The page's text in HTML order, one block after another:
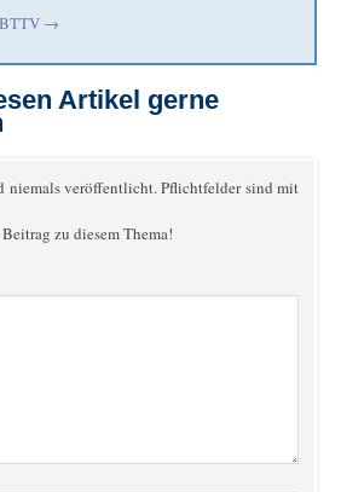
BTTV →
Artikel gerne
niemals veröffentlicht. Pflichtfelder sind mit
zu diesem Thema!